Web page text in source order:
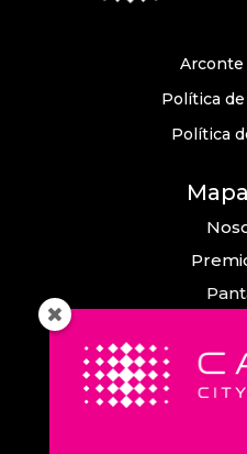
Política
Política
Callao